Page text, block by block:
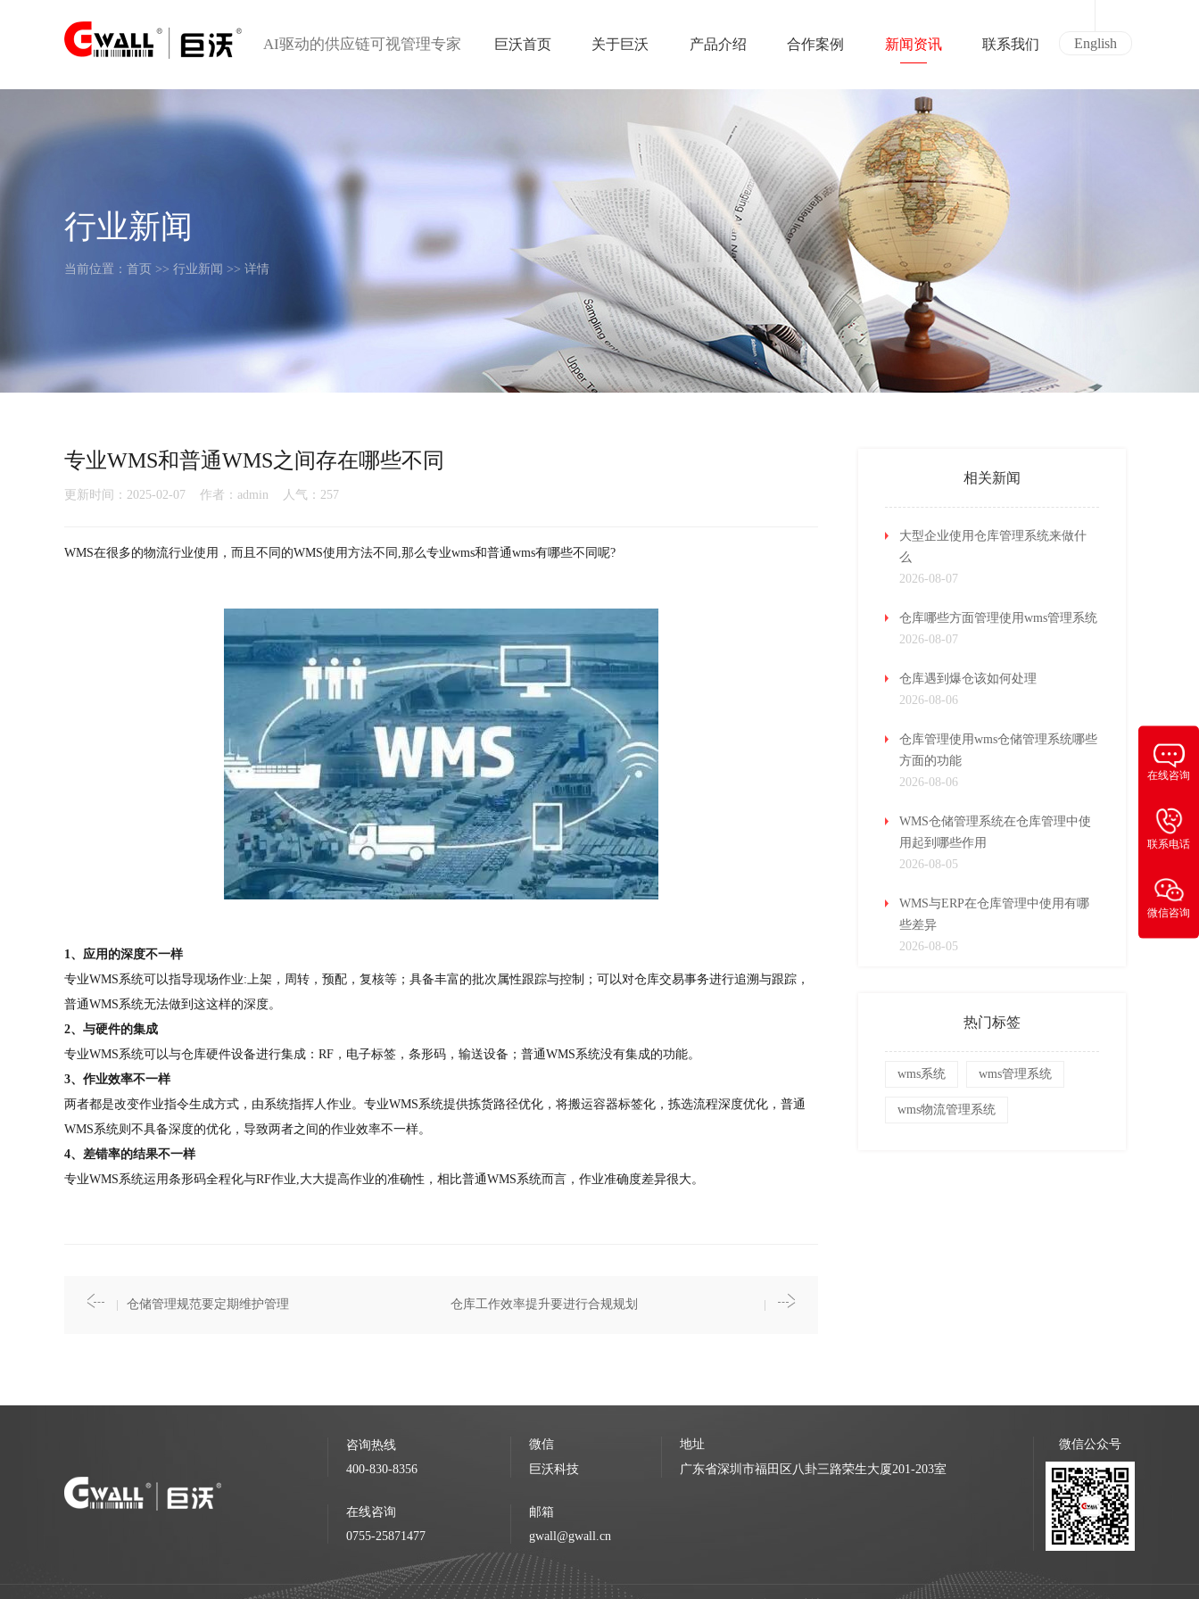
AI驱动的供应链可视管理专家 巨沃首页 关于巨沃 产品介绍 合作案例 新闻资讯 联系我们 English
行业新闻
当前位置： 首页 >> 行业新闻 >> 详情
专业WMS和普通WMS之间存在哪些不同
更新时间：2025-02-07 作者：admin 人气： 257
WMS在很多的物流行业使用，而且不同的WMS使用方法不同,那么专业wms和普通wms有哪些不同呢?
1、应用的深度不一样
专业WMS系统可以指导现场作业:上架，周转，预配，复核等；具备丰富的批次属性跟踪与控制；可以对仓库交易事务进行追溯与跟踪，
普通WMS系统无法做到这这样的深度。
2、与硬件的集成
专业WMS系统可以与仓库硬件设备进行集成：RF，电子标签，条形码，输送设备；普通WMS系统没有集成的功能。
3、作业效率不一样
两者都是改变作业指令生成方式，由系统指挥人作业。专业WMS系统提供拣货路径优化，将搬运容器标签化，拣选流程深度优化，普通
WMS系统则不具备深度的优化，导致两者之间的作业效率不一样。
4、差错率的结果不一样
专业WMS系统运用条形码全程化与RF作业,大大提高作业的准确性，相比普通WMS系统而言，作业准确度差异很大。
仓储管理规范要定期维护管理 仓库工作效率提升要进行合规规划
相关新闻
大型企业使用仓库管理系统来做什
么
2026-08-07
仓库哪些方面管理使用wms管理系统
2026-08-07
仓库遇到爆仓该如何处理
2026-08-06
仓库管理使用wms仓储管理系统哪些
方面的功能
2026-08-06
WMS仓储管理系统在仓库管理中使
用起到哪些作用
2026-08-05
WMS与ERP在仓库管理中使用有哪
些差异
2026-08-05
热门标签
wms系统 wms管理系统
wms物流管理系统
咨询热线
400-830-8356
微信
巨沃科技
地址
广东省深圳市福田区八卦三路荣生大厦201-203室
在线咨询
0755-25871477
邮箱
gwall@gwall.cn
微信公众号
在线咨询
联系电话
微信咨询